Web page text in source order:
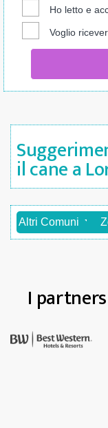
Ho letto e
Voglio
il cane a
Altri Comuni
I